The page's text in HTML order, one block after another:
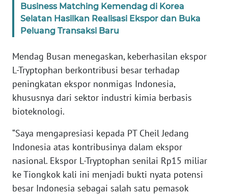
Business Matching Kemendag di Korea
Selatan Hasilkan Realisasi Ekspor dan Buka
Peluang Transaksi Baru
Mendag Busan menegaskan, keberhasilan ekspor
L-Tryptophan berkontribusi besar terhadap
peningkatan ekspor nonmigas Indonesia,
khususnya dari sektor industri kimia berbasis
bioteknologi.
“Saya mengapresiasi kepada PT Cheil Jedang
Indonesia atas kontribusinya dalam ekspor
nasional. Ekspor L-Tryptophan senilai Rp15 miliar
ke Tiongkok kali ini menjadi bukti nyata potensi
besar Indonesia sebagai salah satu pemasok
MEDIA
SIBER
KARIR
DISCLAIMER
News
Regional
WN
SUMUT